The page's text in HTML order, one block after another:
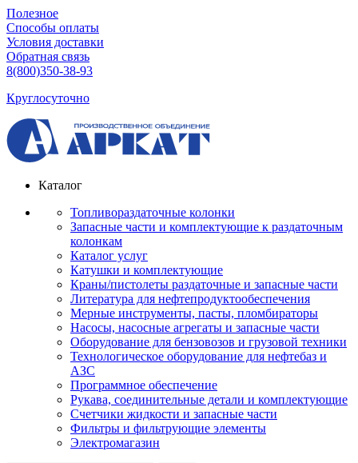
Полезное
Способы оплаты
Условия доставки
Обратная связь
8(800)350-38-93
Круглосуточно
Каталог
Топливораздаточные колонки
Запасные части и комплектующие к раздаточным
колонкам
Каталог услуг
Катушки и комплектующие
Краны/пистолеты раздаточные и запасные части
Литература для нефтепродуктообеспечения
Мерные инструменты, пасты, пломбираторы
Насосы, насосные агрегаты и запасные части
Оборудование для бензовозов и грузовой техники
Технологическое оборудование для нефтебаз и
АЗС
Программное обеспечение
Рукава, соединительные детали и комплектующие
Счетчики жидкости и запасные части
Фильтры и фильтрующие элементы
Электромагазин